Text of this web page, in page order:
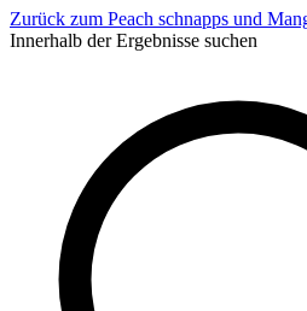
Zurück zum Peach schnapps und
Innerhalb der Ergebnisse suchen